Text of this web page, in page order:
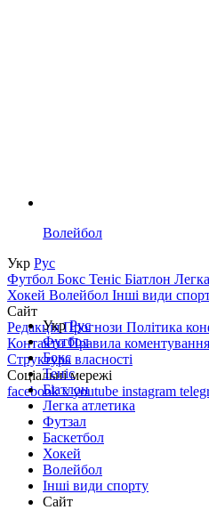
Волейбол
Укр Рус
Футбол Бокс Теніс Біатлон
Хокей Волейбол Інші види
Сайт
РедакціяПрогнози Політика
КонтактиПравила коментування
Структура власності
Соціальні мережі
facebookxyoutube instagram
УкрРус
Футбол
Бокс
Теніс
Біатлон
Легка атлетика
Футзал
Баскетбол
Хокей
Волейбол
Інші види спорту
Сайт